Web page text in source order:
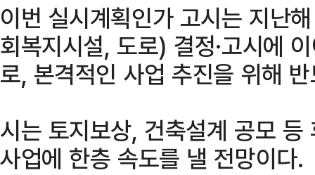
이번 실시계획인가 고시는 지난
회복지시설, 도로) 결정·고시에
로, 본격적인 사업 추진을 위해
시는 토지보상, 건축설계 공모
사업에 한층 속도를 낼 전망이다.